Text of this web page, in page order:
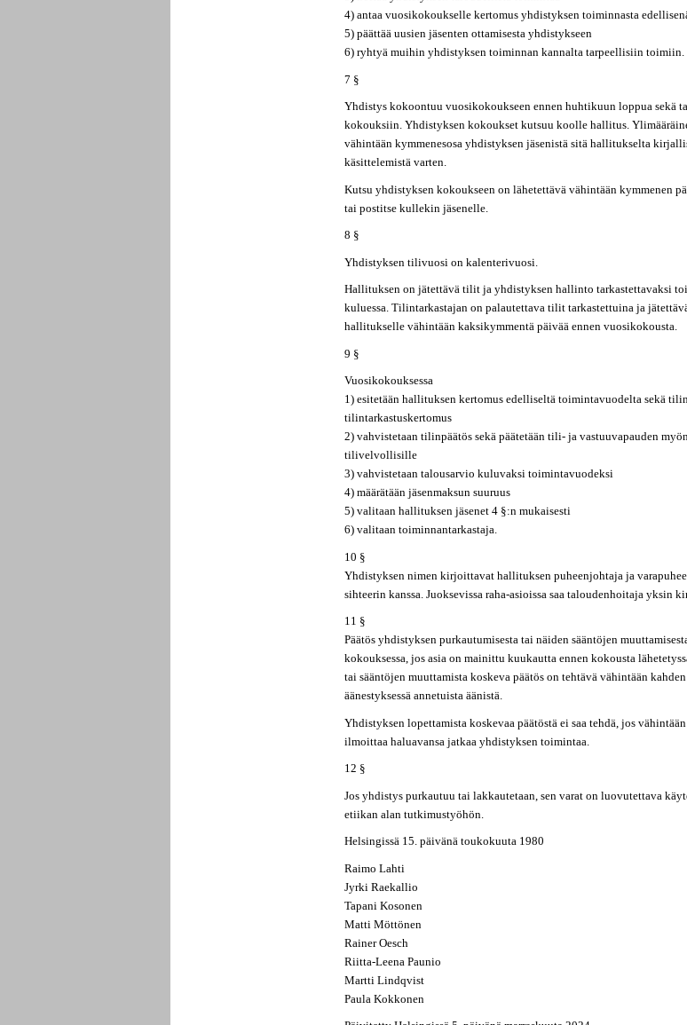
4) antaa vuosikokoukselle kertomus yhdistyksen toiminnasta
5) päättää uusien jäsenten ottamisesta yhdistykseen
6) ryhtyä muihin yhdistyksen toiminnan kannalta tarpeellisiin toimiin.
7 §
Yhdistys kokoontuu vuosikokoukseen ennen huhtikuun loppua sekä
kokouksiin. Yhdistyksen kokoukset kutsuu koolle hallitus.
vähintään kymmenesosa yhdistyksen jäsenistä sitä hallitukselta
käsittelemistä varten.
Kutsu yhdistyksen kokoukseen on lähetettävä vähintään kymmenen
tai postitse kullekin jäsenelle.
8 §
Yhdistyksen tilivuosi on kalenterivuosi.
Hallituksen on jätettävä tilit ja yhdistyksen hallinto tarkastettavaksi
kuluessa. Tilintarkastajan on palautettava tilit tarkastettuina ja
hallitukselle vähintään kaksikymmentä päivää ennen vuosikokousta.
9 §
Vuosikokouksessa
1) esitetään hallituksen kertomus edelliseltä toimintavuodelta sekä
tilintarkastuskertomus
2) vahvistetaan tilinpäätös sekä päätetään tili- ja vastuuvapauden
tilivelvollisille
3) vahvistetaan talousarvio kuluvaksi toimintavuodeksi
4) määrätään jäsenmaksun suuruus
5) valitaan hallituksen jäsenet 4 §:n mukaisesti
6) valitaan toiminnantarkastaja.
10 §
Yhdistyksen nimen kirjoittavat hallituksen puheenjohtaja ja
sihteerin kanssa. Juoksevissa raha-asioissa saa taloudenhoitaja yksin
11 §
Päätös yhdistyksen purkautumisesta tai näiden sääntöjen
kokouksessa, jos asia on mainittu kuukautta ennen kokousta
tai sääntöjen muuttamista koskeva päätös on tehtävä vähintään
äänestyksessä annetuista äänistä.
Yhdistyksen lopettamista koskevaa päätöstä ei saa tehdä, jos
ilmoittaa haluavansa jatkaa yhdistyksen toimintaa.
12 §
Jos yhdistys purkautuu tai lakkautetaan, sen varat on luovutettava
etiikan alan tutkimustyöhön.
Helsingissä 15. päivänä toukokuuta 1980
Raimo Lahti
Jyrki Raekallio
Tapani Kosonen
Matti Möttönen
Rainer Oesch
Riitta-Leena Paunio
Martti Lindqvist
Paula Kokkonen